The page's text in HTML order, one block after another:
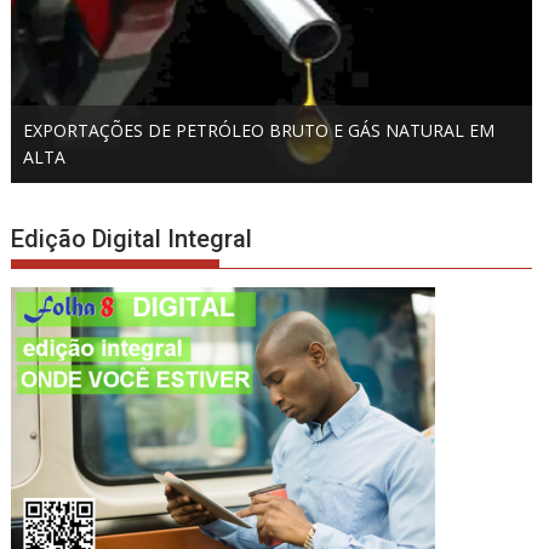
EXPORTAÇÕES DE PETRÓLEO BRUTO E GÁS NATURAL EM
ALTA
Edição Digital Integral